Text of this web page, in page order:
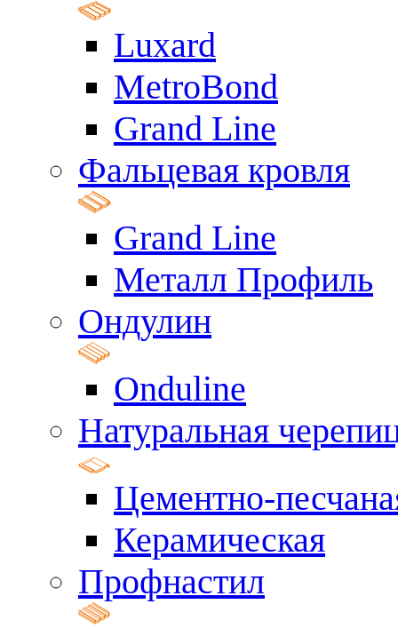
Luxard
MetroBond
Grand Line
Фальцевая кровля
Grand Line
Металл Профиль
Ондулин
Onduline
Натуральная
Цементно-
Керамическая
Профнастил